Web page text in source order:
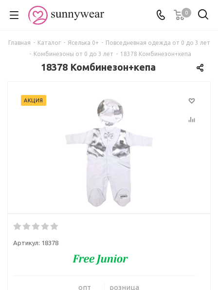
0
Главная - Каталог - Яселька 0+ - Повседневная одежда от 0 до 3 лет
- Комбинезоны от 0 до 3 лет - 18378 Комбинезон+кепа
18378 Комбинезон+кепа
АКЦИЯ
Артикул: 18378
опт розница